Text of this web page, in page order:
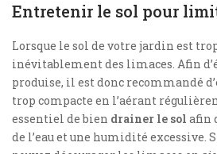
Entretenir le sol pour
Lorsque le sol de votre jardin est
inévitablement des limaces. Afin
produise, il est donc recommandé
trop compacte en l’aérant
essentiel de bien drainer le sol afin
de l’eau et une humidité excessive.